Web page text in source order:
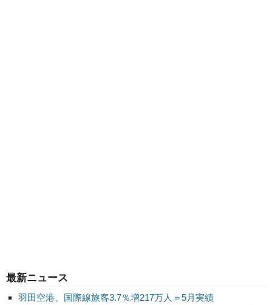
最新ニュース
羽田空港、国際線旅客3.7％増217万人＝5月実績